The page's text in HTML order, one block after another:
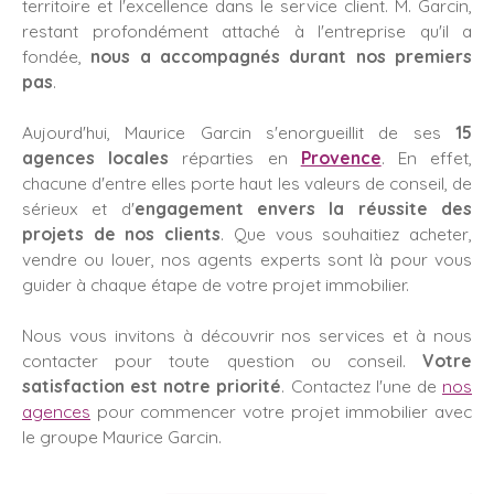
territoire et l'excellence dans le service client. M. Garcin,
restant profondément attaché à l'entreprise qu'il a
fondée, nous a accompagnés durant nos premiers
pas.
Aujourd'hui, Maurice Garcin s'enorgueillit de ses 15
agences locales réparties en Provence. En effet,
chacune d'entre elles porte haut les valeurs de conseil, de
sérieux et d'engagement envers la réussite des
projets de nos clients. Que vous souhaitiez acheter,
vendre ou louer, nos agents experts sont là pour vous
guider à chaque étape de votre projet immobilier.
Nous vous invitons à découvrir nos services et à nous
contacter pour toute question ou conseil. Votre
satisfaction est notre priorité. Contactez l'une de nos
agences pour commencer votre projet immobilier avec
le groupe Maurice Garcin.